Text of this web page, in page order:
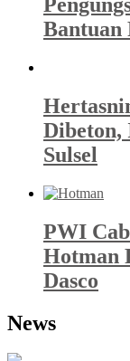
Bantuan
Dibeton,
Sulsel
PWI
Hotman
Dasco
News